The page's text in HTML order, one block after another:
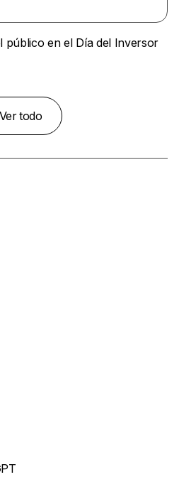
público en el Día del Inversor
Ver todo